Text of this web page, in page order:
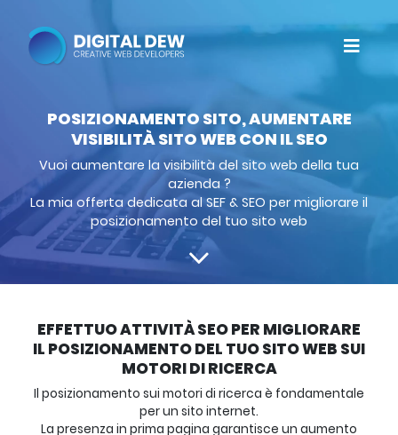
POSIZIONAMENTO SITO, AUMENTARE
VISIBILITÀ SITO WEB CON IL SEO
Vuoi aumentare la visibilità del sito web della tua
azienda ?
La mia offerta dedicata al SEF & SEO per migliorare il
posizionamento del tuo sito web
EFFETTUO ATTIVITÀ SEO PER MIGLIORARE
IL POSIZIONAMENTO DEL TUO SITO WEB SUI
MOTORI DI RICERCA
Il posizionamento sui motori di ricerca è fondamentale
per un sito internet.
La presenza in prima pagina garantisce un aumento